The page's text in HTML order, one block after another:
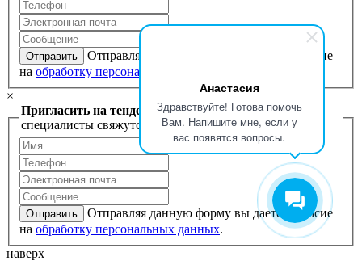
Анастасия
Здравствуйте! Готова помочь
Вам. Напишите мне, если у
вас появятся вопросы.
Отправить
Отправляя данную форму вы даете согласие
на обработку персональных данных
×
Пригласить на тендер
Оставьте заявку и наши
специалисты свяжутся с Вами в ближайшее время!
Отправить
Отправляя данную форму вы даете согласие
на обработку персональных данных.
наверх